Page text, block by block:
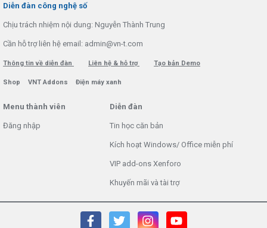
Diễn đàn công nghệ số
Chịu trách nhiệm nội dung: Nguyễn Thành Trung
Cần hỗ trợ liên hệ email: admin@vn-t.com
Thông tin về diễn đàn Liên hệ & hỗ trợ Tạo bản Demo
Shop VNT Addons Điện máy xanh
Menu thành viên
Đăng nhập
Diễn đàn
Tin học căn bản
Kích hoạt Windows/ Office miễn phí
VIP add-ons Xenforo
Khuyến mãi và tài trợ